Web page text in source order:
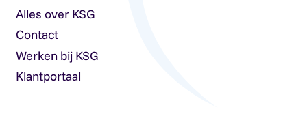
Alles over KSG
Contact
Werken bij KSG
Klantportaal